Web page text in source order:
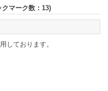
マーク数： 13)
しております。